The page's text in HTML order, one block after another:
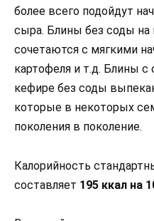
более всего подойдут
сыра. Блины без соды на
сочетаются с мягкими
картофеля и т.д. Блины с
кефире без соды
которые в некоторых
поколения в поколение.
Калорийность
составляет 195 ккал на